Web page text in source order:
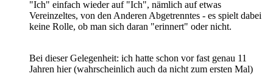
"Ich" einfach wieder auf "Ich", nämlich auf etwas
Vereinzeltes, von den Anderen Abgetrenntes - es spielt dabei
keine Rolle, ob man sich daran "erinnert" oder nicht.
Bei dieser Gelegenheit: ich hatte schon vor fast genau 11
Jahren hier (wahrscheinlich auch da nicht zum ersten Mal)